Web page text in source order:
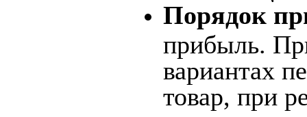
Порядок
прибыль.
вариантах
товар, при